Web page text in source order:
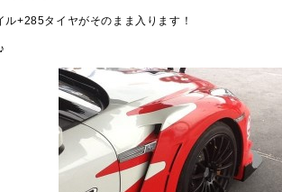
ル+285タイヤがそのまま入ります！